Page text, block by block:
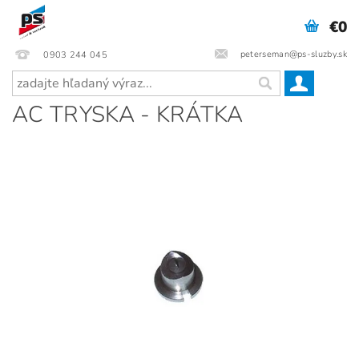
0903 244 045 peterseman@ps-sluzby.sk
€0
AC TRYSKA - KRÁTKA